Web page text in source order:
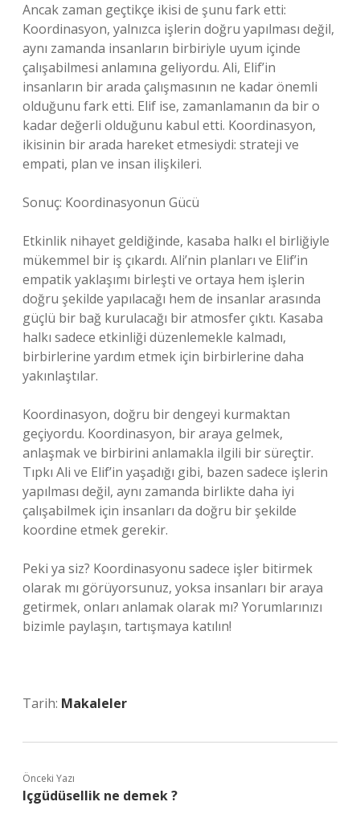
Ancak zaman geçtikçe ikisi de şunu fark etti:
Koordinasyon, yalnızca işlerin doğru yapılması değil,
aynı zamanda insanların birbiriyle uyum içinde
çalışabilmesi anlamına geliyordu. Ali, Elif’in
insanların bir arada çalışmasının ne kadar önemli
olduğunu fark etti. Elif ise, zamanlamanın da bir o
kadar değerli olduğunu kabul etti. Koordinasyon,
ikisinin bir arada hareket etmesiydi: strateji ve
empati, plan ve insan ilişkileri.
Sonuç: Koordinasyonun Gücü
Etkinlik nihayet geldiğinde, kasaba halkı el birliğiyle
mükemmel bir iş çıkardı. Ali’nin planları ve Elif’in
empatik yaklaşımı birleşti ve ortaya hem işlerin
doğru şekilde yapılacağı hem de insanlar arasında
güçlü bir bağ kurulacağı bir atmosfer çıktı. Kasaba
halkı sadece etkinliği düzenlemekle kalmadı,
birbirlerine yardım etmek için birbirlerine daha
yakınlaştılar.
Koordinasyon, doğru bir dengeyi kurmaktan
geçiyordu. Koordinasyon, bir araya gelmek,
anlaşmak ve birbirini anlamakla ilgili bir süreçtir.
Tıpkı Ali ve Elif’in yaşadığı gibi, bazen sadece işlerin
yapılması değil, aynı zamanda birlikte daha iyi
çalışabilmek için insanları da doğru bir şekilde
koordine etmek gerekir.
Peki ya siz? Koordinasyonu sadece işler bitirmek
olarak mı görüyorsunuz, yoksa insanları bir araya
getirmek, onları anlamak olarak mı? Yorumlarınızı
bizimle paylaşın, tartışmaya katılın!
Tarih: Makaleler
Önceki Yazı
Içgüdüsellik ne demek ?